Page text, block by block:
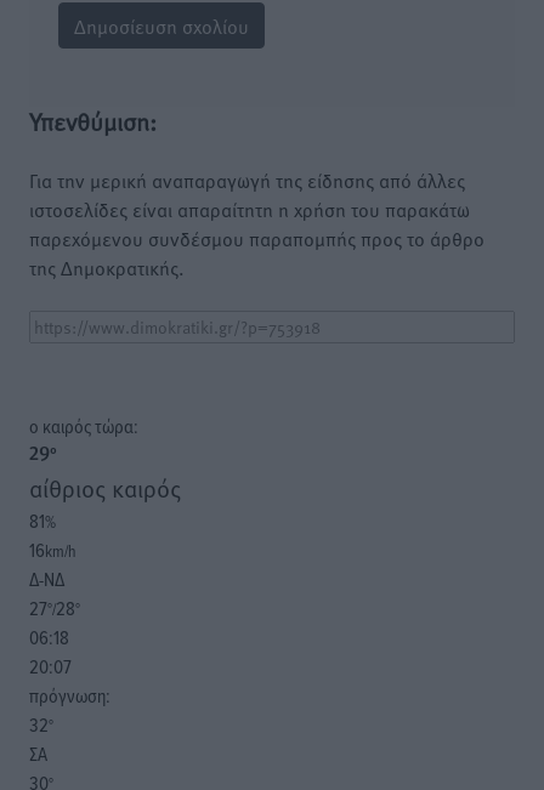
Υπενθύμιση:
Για την μερική αναπαραγωγή της είδησης από άλλες
ιστοσελίδες είναι απαραίτητη η χρήση του παρακάτω
παρεχόμενου συνδέσμου παραπομπής προς το άρθρο
της Δημοκρατικής.
o καιρός τώρα:
29°
αίθριος καιρός
81%
16km/h
Δ-ΝΔ
27°/28°
06:18
20:07
πρόγνωση:
32°
ΣΑ
30°